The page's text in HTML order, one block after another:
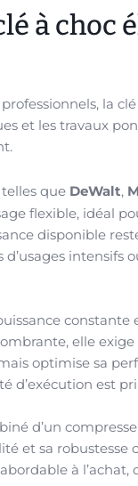
à choc
la
et les travaux
que DeWalt,
flexible, idéal
disponible
intensifs
elle exige
optimise sa
d’exécution est
d’un
et sa robustesse
à l’achat,